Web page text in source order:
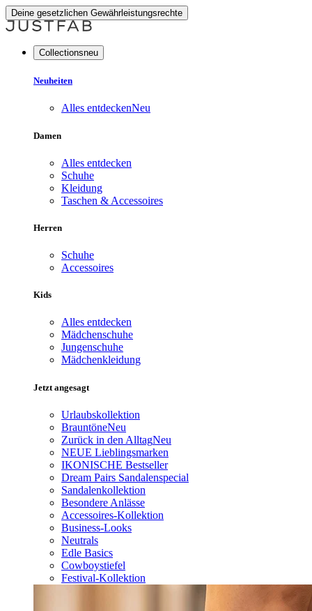
Deine gesetzlichen Gewährleistungsrechte
Collectionsneu
Neuheiten
Alles entdeckenNeu
Damen
Alles entdecken
Schuhe
Kleidung
Taschen & Accessoires
Herren
Schuhe
Accessoires
Kids
Alles entdecken
Mädchenschuhe
Jungenschuhe
Mädchenkleidung
Jetzt angesagt
Urlaubskollektion
BrauntöneNeu
Zurück in den AlltagNeu
NEUE Lieblingsmarken
IKONISCHE Bestseller
Dream Pairs Sandalenspecial
Sandalenkollektion
Besondere Anlässe
Accessoires-Kollektion
Business-Looks
Neutrals
Edle Basics
Cowboystiefel
Festival-Kollektion